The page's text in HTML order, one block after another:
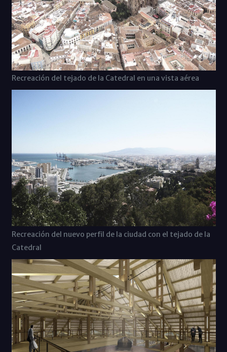
Recreación del tejado de la Catedral en una vista aérea
Recreación del nuevo perfil de la ciudad con el tejado de la
Catedral